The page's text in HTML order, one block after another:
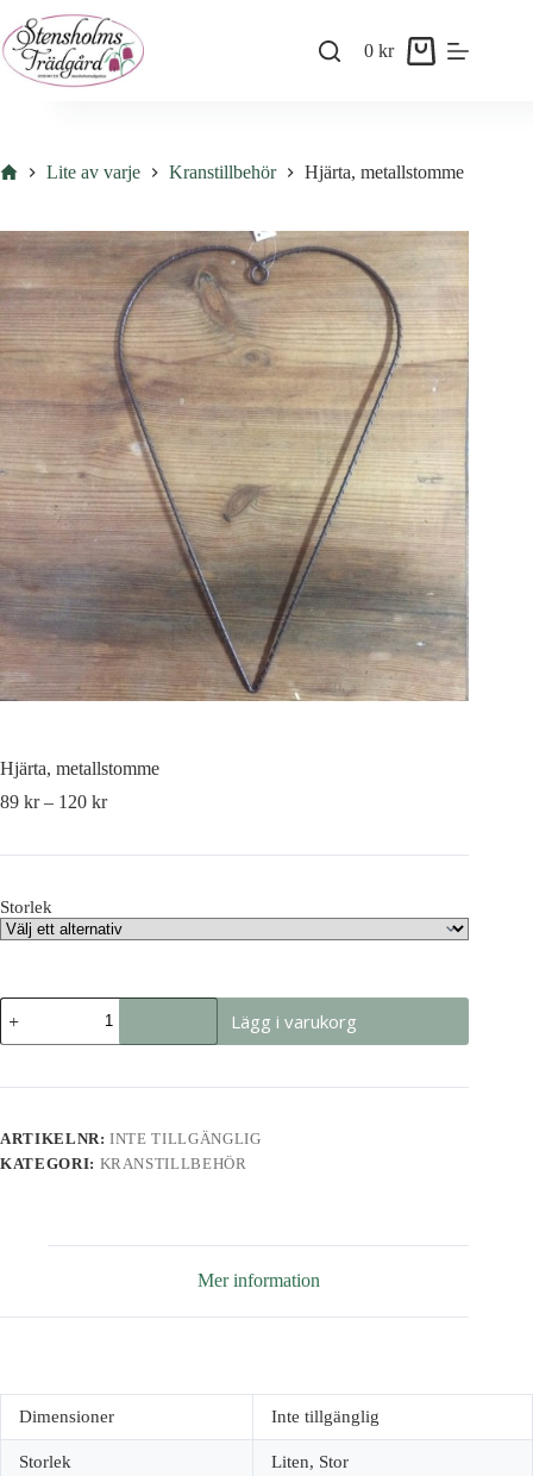
to
content
Shopping
0kr
HemLite av varje Kranstillbehör Hjärta, metallstomme
Hjärta, metallstomme
89 kr– 120 kr
Storlek
Hjärta,
metallstomme
mängd
Lägg i varukorg
ARTIKELNR:INTE TILLGÄNGLIG
KATEGORI: KRANSTILLBEHÖR
Mer information
Dimensioner Inte tillgänglig
Storlek Liten, Stor